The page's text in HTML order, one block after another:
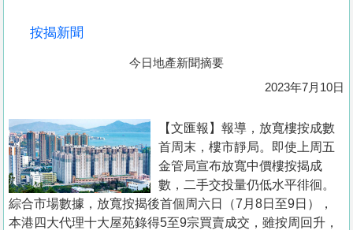
置
業
手
冊
按揭新聞
今日地產新聞摘要
2023年7月10日
【文匯報】報導，放寬樓按成數
首周末，樓市靜局。即使上周五
金管局宣布放寬中價樓按揭成
數，二手交投量仍低水平徘徊。
綜合市場數據，放寬按揭後首個周六日（7月8日至9日），
本港四大代理十大屋苑錄得5至9宗買賣成交，雖按周回升，